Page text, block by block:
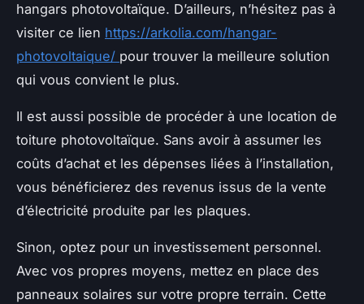
hangars photovoltaïque. D’ailleurs, n’hésitez pas à
visiter ce lien https://arkolia.com/hangar-
photovoltaique/ pour trouver la meilleure solution
qui vous convient le plus.
Il est aussi possible de procéder à une location de
toiture photovoltaïque. Sans avoir à assumer les
coûts d’achat et les dépenses liées à l’installation,
vous bénéficierez des revenus issus de la vente
d’électricité produite par les plaques.
Sinon, optez pour un investissement personnel.
Avec vos propres moyens, mettez en place des
panneaux solaires sur votre propre terrain. Cette